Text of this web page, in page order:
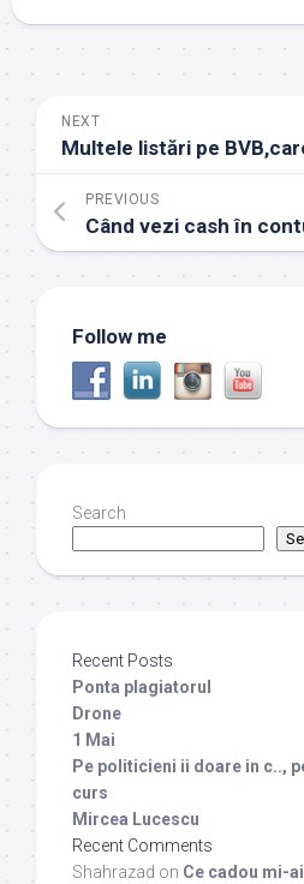
NEXT
PREVIOUS
Când vezi cash în
Follow me
Search
Recent Posts
Ponta plagiatorul
Drone
1 Mai
Pe politicieni ii doare in c..,
curs
Mircea Lucescu
Recent Comments
Shahrazad on Ce cadou mi-